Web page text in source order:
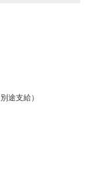
途支給）